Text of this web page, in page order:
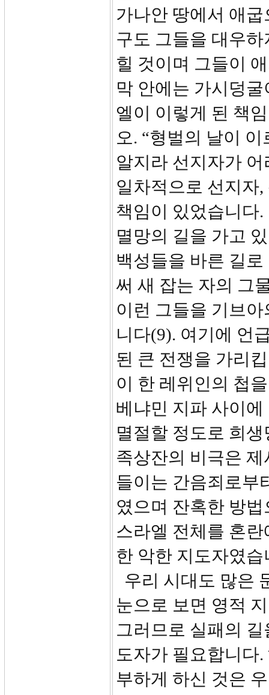
가나안 땅에서 애
구도 그들을 대우
힐 것이며 그들이
막 안에는 가시덩
엘이 이렇게 된 책
오. “형벌의 날이
알지라 선지자가
일차적으로 선지자
책임이 있었습니다
멸망의 길을 가고
백성들을 바른 길
써 새 잡는 자의 그
이런 그들을 기브
니다(9). 여기에 언
된 큰 전쟁을 가리
이 한 레위인의 첩
베냐민 지파 사이
멸절할 정도로 희
족상잔의 비극은
들이는 간음죄로부
였으며 잔혹한 방
스라엘 전체를 혼
한 악한 지도자였습
우리 시대도 많은
눈으로 보면 영적
그러므로 실패의
도자가 필요합니다
부하게 하신 것은